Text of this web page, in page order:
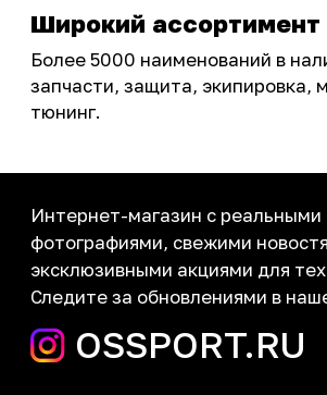
О НАС
Мотомагазин
Новости
запчасти шины экипировка